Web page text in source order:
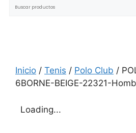
Inicio / Tenis / Polo Club /
6BORNE-BEIGE-22321-
Loading...